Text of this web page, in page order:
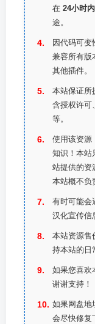
在 24小时内
途。
因代码可
兼容所有版
其他插件。
本站保证所
含授权许可
等。
使用该资源
知识！本站
站提供的资
本站概不负
有时可能会
汉化宣传信
本站资源售
持本站的日
如果您喜欢
谢谢支持！
如果网盘地
会尽快修复